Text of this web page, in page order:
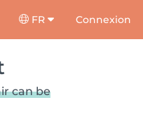
FR Connexion
can be